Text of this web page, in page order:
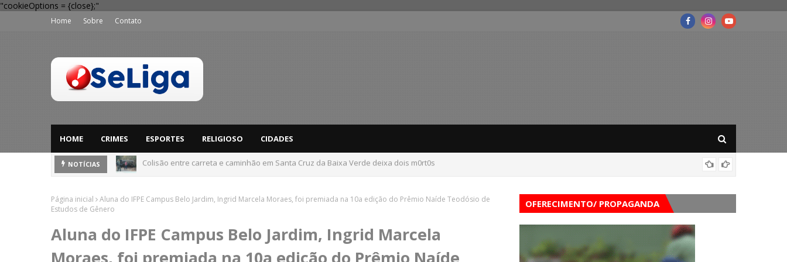
"cookieOptions = {close};"
Home Sobre Contato
HOME CRIMES ESPORTES RELIGIOSO CIDADES
NOTÍCIAS
Dia dos Pais: Procon Caruaru dá dicas para evitar problemas nas compras
Página inicial
Aluna do IFPE Campus Belo Jardim, Ingrid Marcela Moraes, foi premiada na 10a edição do Prêmio Naíde Teodósio de
Estudos de Gênero
Aluna do IFPE Campus Belo Jardim, Ingrid Marcela
Moraes, foi premiada na 10a edição do Prêmio Naíde
OFERECIMENTO/ PROPAGANDA